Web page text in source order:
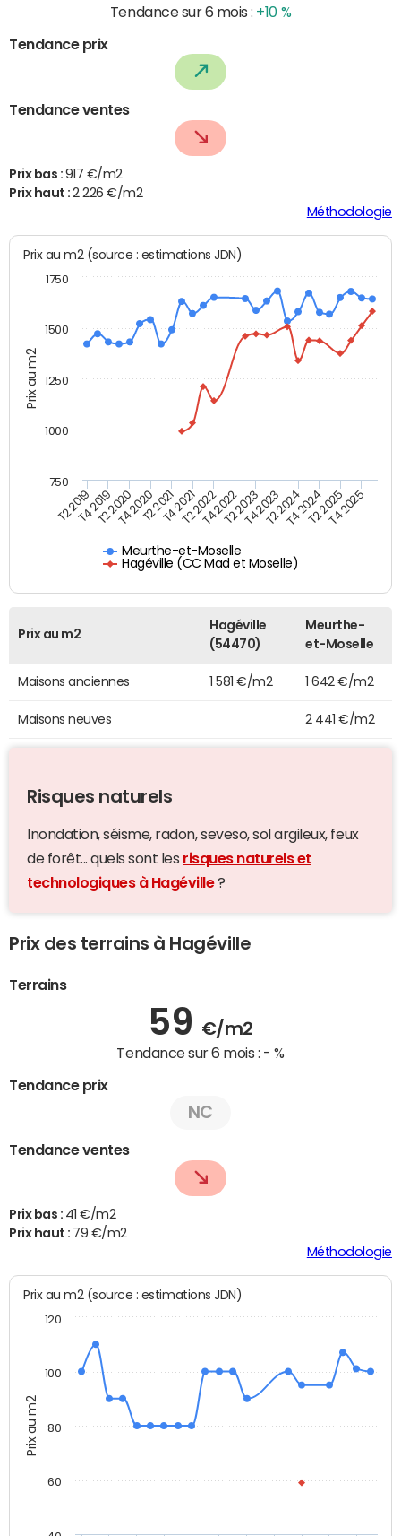
Tendance sur 6 mois : +10 %
Tendance prix
Tendance ventes
Prix bas : 917 €/m2
Prix haut :2 226 €/m2
Méthodologie
Prix au m2
Prix au m2 (source : estimations JDN)
Meurthe-et-Moselle
Hagéville (CC Mad et Moselle)
T2 2019T4 2019T2 2020T4 2020T2 2021T4 2021T2 2022T4 2022T2 2023T4 2023T2 2024T4 2024T2 2025T4 2025
1000
750
1250
1500
1750
Prix au m2
Hagéville
(54470)
Meurthe-
et-Moselle
Maisons anciennes 1 581 €/m2 1 642 €/m2
Maisons neuves 2 441 €/m2
Risques naturels
Inondation, séisme, radon, seveso, sol argileux, feux
de forêt... quels sont les risques naturels et
technologiques à Hagéville?
Prix des terrains à Hagéville
Terrains
59 €/m2
Tendance sur 6 mois : - %
Tendance prix
NC
Tendance ventes
Prix bas : 41 €/m2
Prix haut : 79 €/m2
Méthodologie
Prix au m2
Prix au m2 (source : estimations JDN)
60
80
100
120